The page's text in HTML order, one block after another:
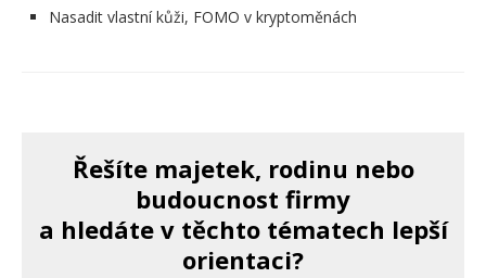
Nasadit vlastní kůži, FOMO v kryptoměnách
Řešíte majetek, rodinu nebo
budoucnost firmy
a hledáte v těchto tématech lepší
orientaci?